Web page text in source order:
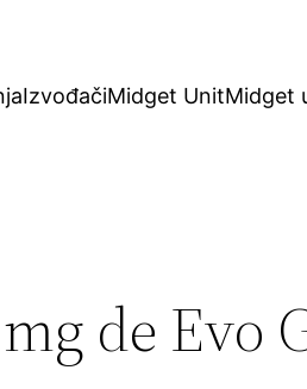
IzvođačiMidget UnitMidget
de Evo